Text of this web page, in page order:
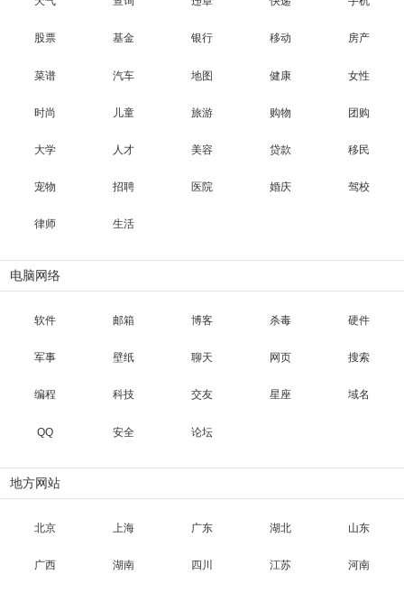
股票 基金 银行 移动 房产
菜谱 汽车 地图 健康 女性
时尚 儿童 旅游 购物 团购
大学 人才 美容 贷款 移民
宠物 招聘 医院 婚庆 驾校
律师 生活
电脑网络
软件 邮箱 博客 杀毒 硬件
军事 壁纸 聊天 网页 搜索
编程 科技 交友 星座 域名
QQ 安全 论坛
地方网站
北京 上海 广东 湖北 山东
广西 湖南 四川 江苏 河南